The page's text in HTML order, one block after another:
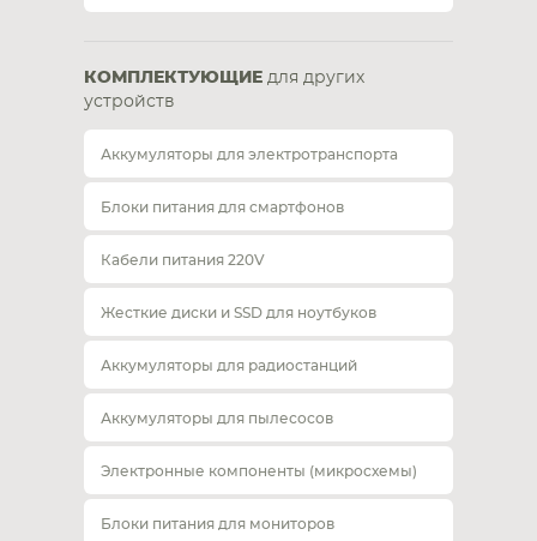
КОМПЛЕКТУЮЩИЕ для других
устройств
Аккумуляторы для электротранспорта
Блоки питания для смартфонов
Кабели питания 220V
Жесткие диски и SSD для ноутбуков
Аккумуляторы для радиостанций
Аккумуляторы для пылесосов
Электронные компоненты (микросхемы)
Блоки питания для мониторов